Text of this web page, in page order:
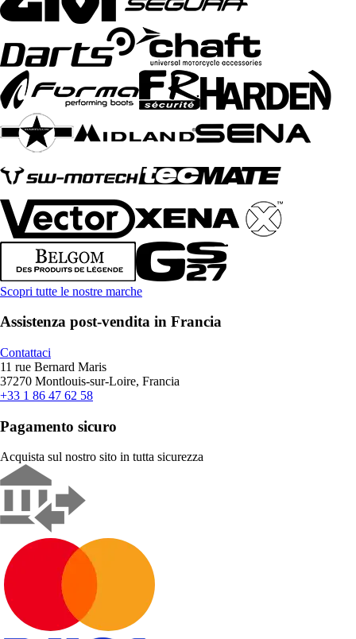
Scopri tutte le nostre marche
Assistenza post-vendita in Francia
Contattaci
11 rue Bernard Maris
37270 Montlouis-sur-Loire, Francia
+33 1 86 47 62 58
Pagamento sicuro
Acquista sul nostro sito in tutta sicurezza